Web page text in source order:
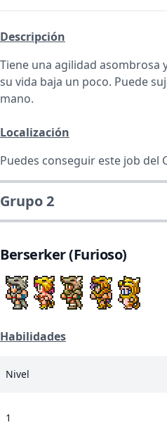
Descripción
Tiene una agilidad asombrosa
su vida baja un poco. Puede
mano.
Localización
Puedes conseguir este job del
Grupo 2
Berserker (Furioso)
Habilidades
Nivel
1